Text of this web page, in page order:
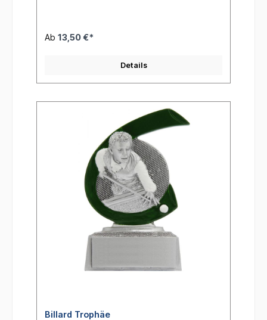
Ab 13,50 €*
Details
Billard Trophäe